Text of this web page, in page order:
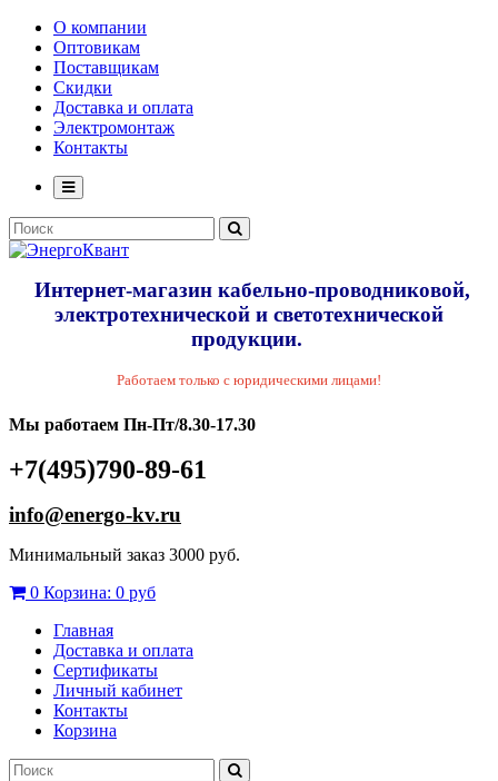
О компании
Оптовикам
Поставщикам
Скидки
Доставка и оплата
Электромонтаж
Контакты
Интернет-магазин кабельно-проводниковой,
электротехнической и светотехнической
продукции.
Работаем только с юридическими лицами!
Мы работаем Пн-Пт/8.30-17.30
+7(495)790-89-61
info@energo-kv.ru
Минимальный заказ 3000 руб.
0 Корзина: 0 руб
Главная
Доставка и оплата
Сертификаты
Личный кабинет
Контакты
Корзина